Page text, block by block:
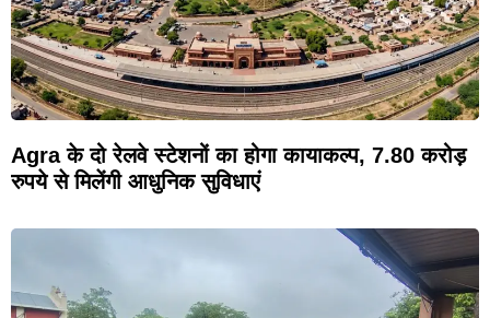
Agra के दो रेलवे स्टेशनों का होगा कायाकल्प, 7.80 करोड़
रुपये से मिलेंगी आधुनिक सुविधाएं